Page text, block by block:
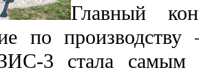
Главный
по
3 стала самым